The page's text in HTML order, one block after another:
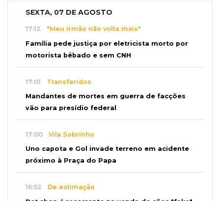
SEXTA, 07 DE AGOSTO
17:12 "Meu irmão não volta mais"
Família pede justiça por eletricista morto por
motorista bêbado e sem CNH
17:01 Transferidos
Mandantes de mortes em guerra de facções
vão para presídio federal
17:00 Vila Sobrinho
Uno capota e Gol invade terreno em acidente
próximo à Praça do Papa
16:52 De estimação